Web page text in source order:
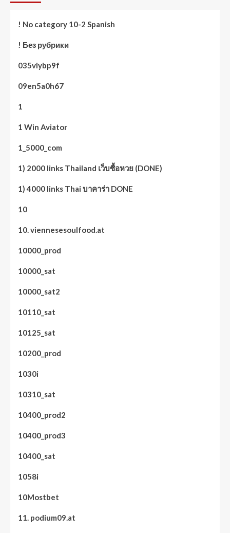
! No category 10-2 Spanish
! Без рубрики
035vlybp9f
09en5a0h67
1
1 Win Aviator
1_5000_com
1) 2000 links Thailand เว็บซื้อหวย (DONE)
1) 4000 links Thai บาคาร่า DONE
10
10. viennesesoulfood.at
10000_prod
10000_sat
10000_sat2
10110_sat
10125_sat
10200_prod
1030i
10310_sat
10400_prod2
10400_prod3
10400_sat
1058i
10Mostbet
11. podium09.at